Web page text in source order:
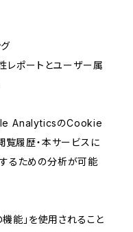
ポートとユーザー属
AnalyticsのCookie
覧履歴・本サービスに
るための分析が可能
能」を使用されること